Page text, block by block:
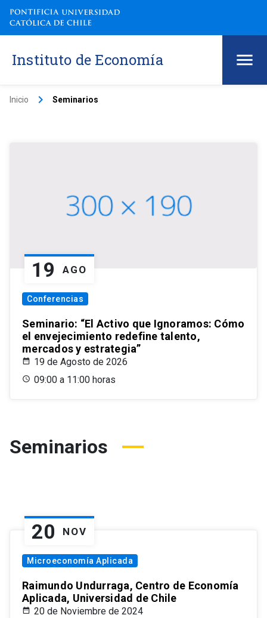
Instituto de Economía
Inicio keyboard_arrow_right Seminarios
19 AGO
Conferencias
Seminario: “El Activo que Ignoramos: Cómo
el envejecimiento redefine talento,
mercados y estrategia”
19 de Agosto de 2026
09:00 a 11:00 horas
Seminarios
20 NOV
Microeconomía Aplicada
Raimundo Undurraga, Centro de Economía
Aplicada, Universidad de Chile
20 de Noviembre de 2024